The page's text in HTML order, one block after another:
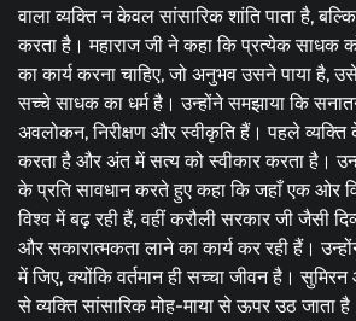
वाला व्यक्ति न केवल सांसारिक शांति पाता है, बल्कि
करता है। महाराज जी ने कहा कि प्रत्येक साधक
का कार्य करना चाहिए, जो अनुभव उसने पाया है,
सच्चे साधक का धर्म है। उन्होंने समझाया कि
अवलोकन, निरीक्षण और स्वीकृति हैं। पहले
करता है और अंत में सत्य को स्वीकार करता है।
के प्रति सावधान करते हुए कहा कि जहाँ एक ओर
विश्व में बढ़ रही हैं, वहीं करौली सरकार जी जैसी
और सकारात्मकता लाने का कार्य कर रही हैं।
में जिए, क्योंकि वर्तमान ही सच्चा जीवन है।
से व्यक्ति सांसारिक मोह-माया से ऊपर उठ जाता